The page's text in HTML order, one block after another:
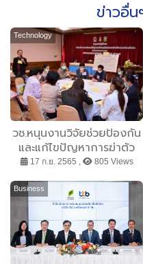
ข่าวอื่
Technology
วช.หนุนงานวิจัยช่วยป้องกัน
และแก้ไขปัญหาการฆ่าตัว
ตาย ขยายผลโมเดลต้นแบบ
25 จังหวัด เสริมภูมิคุ้มกันให้
สังคม
17 ก.ย. 2565 , 805 Views
Business